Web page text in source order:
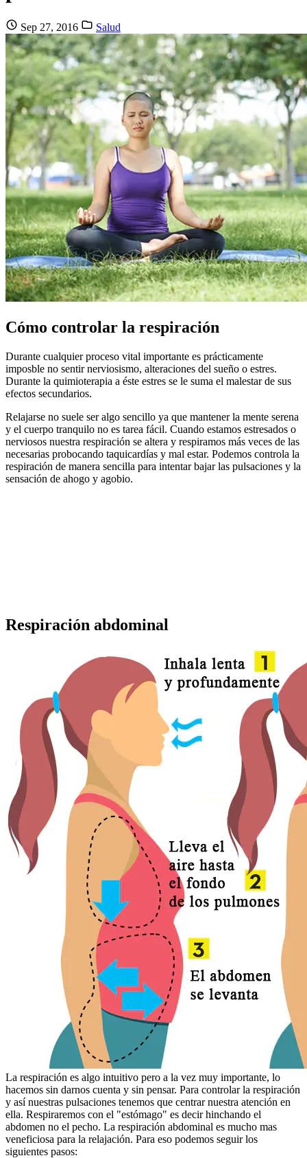
Sep 27, 2016 Salud
Cómo controlar la respiración
Durante cualquier proceso vital importante es prácticamente
imposble no sentir nerviosismo, alteraciones del sueño o estres.
Durante la quimioterapia a éste estres se le suma el malestar de sus
efectos secundarios.
Relajarse no suele ser algo sencillo ya que mantener la mente serena
y el cuerpo tranquilo no es tarea fácil. Cuando estamos estresados o
nerviosos nuestra respiración se altera y respiramos más veces de las
necesarias probocando taquicardías y mal estar. Podemos controla la
respiración de manera sencilla para intentar bajar las pulsaciones y la
sensación de ahogo y agobio.
Respiración abdominal
La respiración es algo intuitivo pero a la vez muy importante, lo
hacemos sin darnos cuenta y sin pensar. Para controlar la respiración
y así nuestras pulsaciones tenemos que centrar nuestra atención en
ella. Respiraremos con el "estómago" es decir hinchando el
abdomen no el pecho. La respiración abdominal es mucho mas
veneficiosa para la relajación. Para eso podemos seguir los
siguientes pasos: